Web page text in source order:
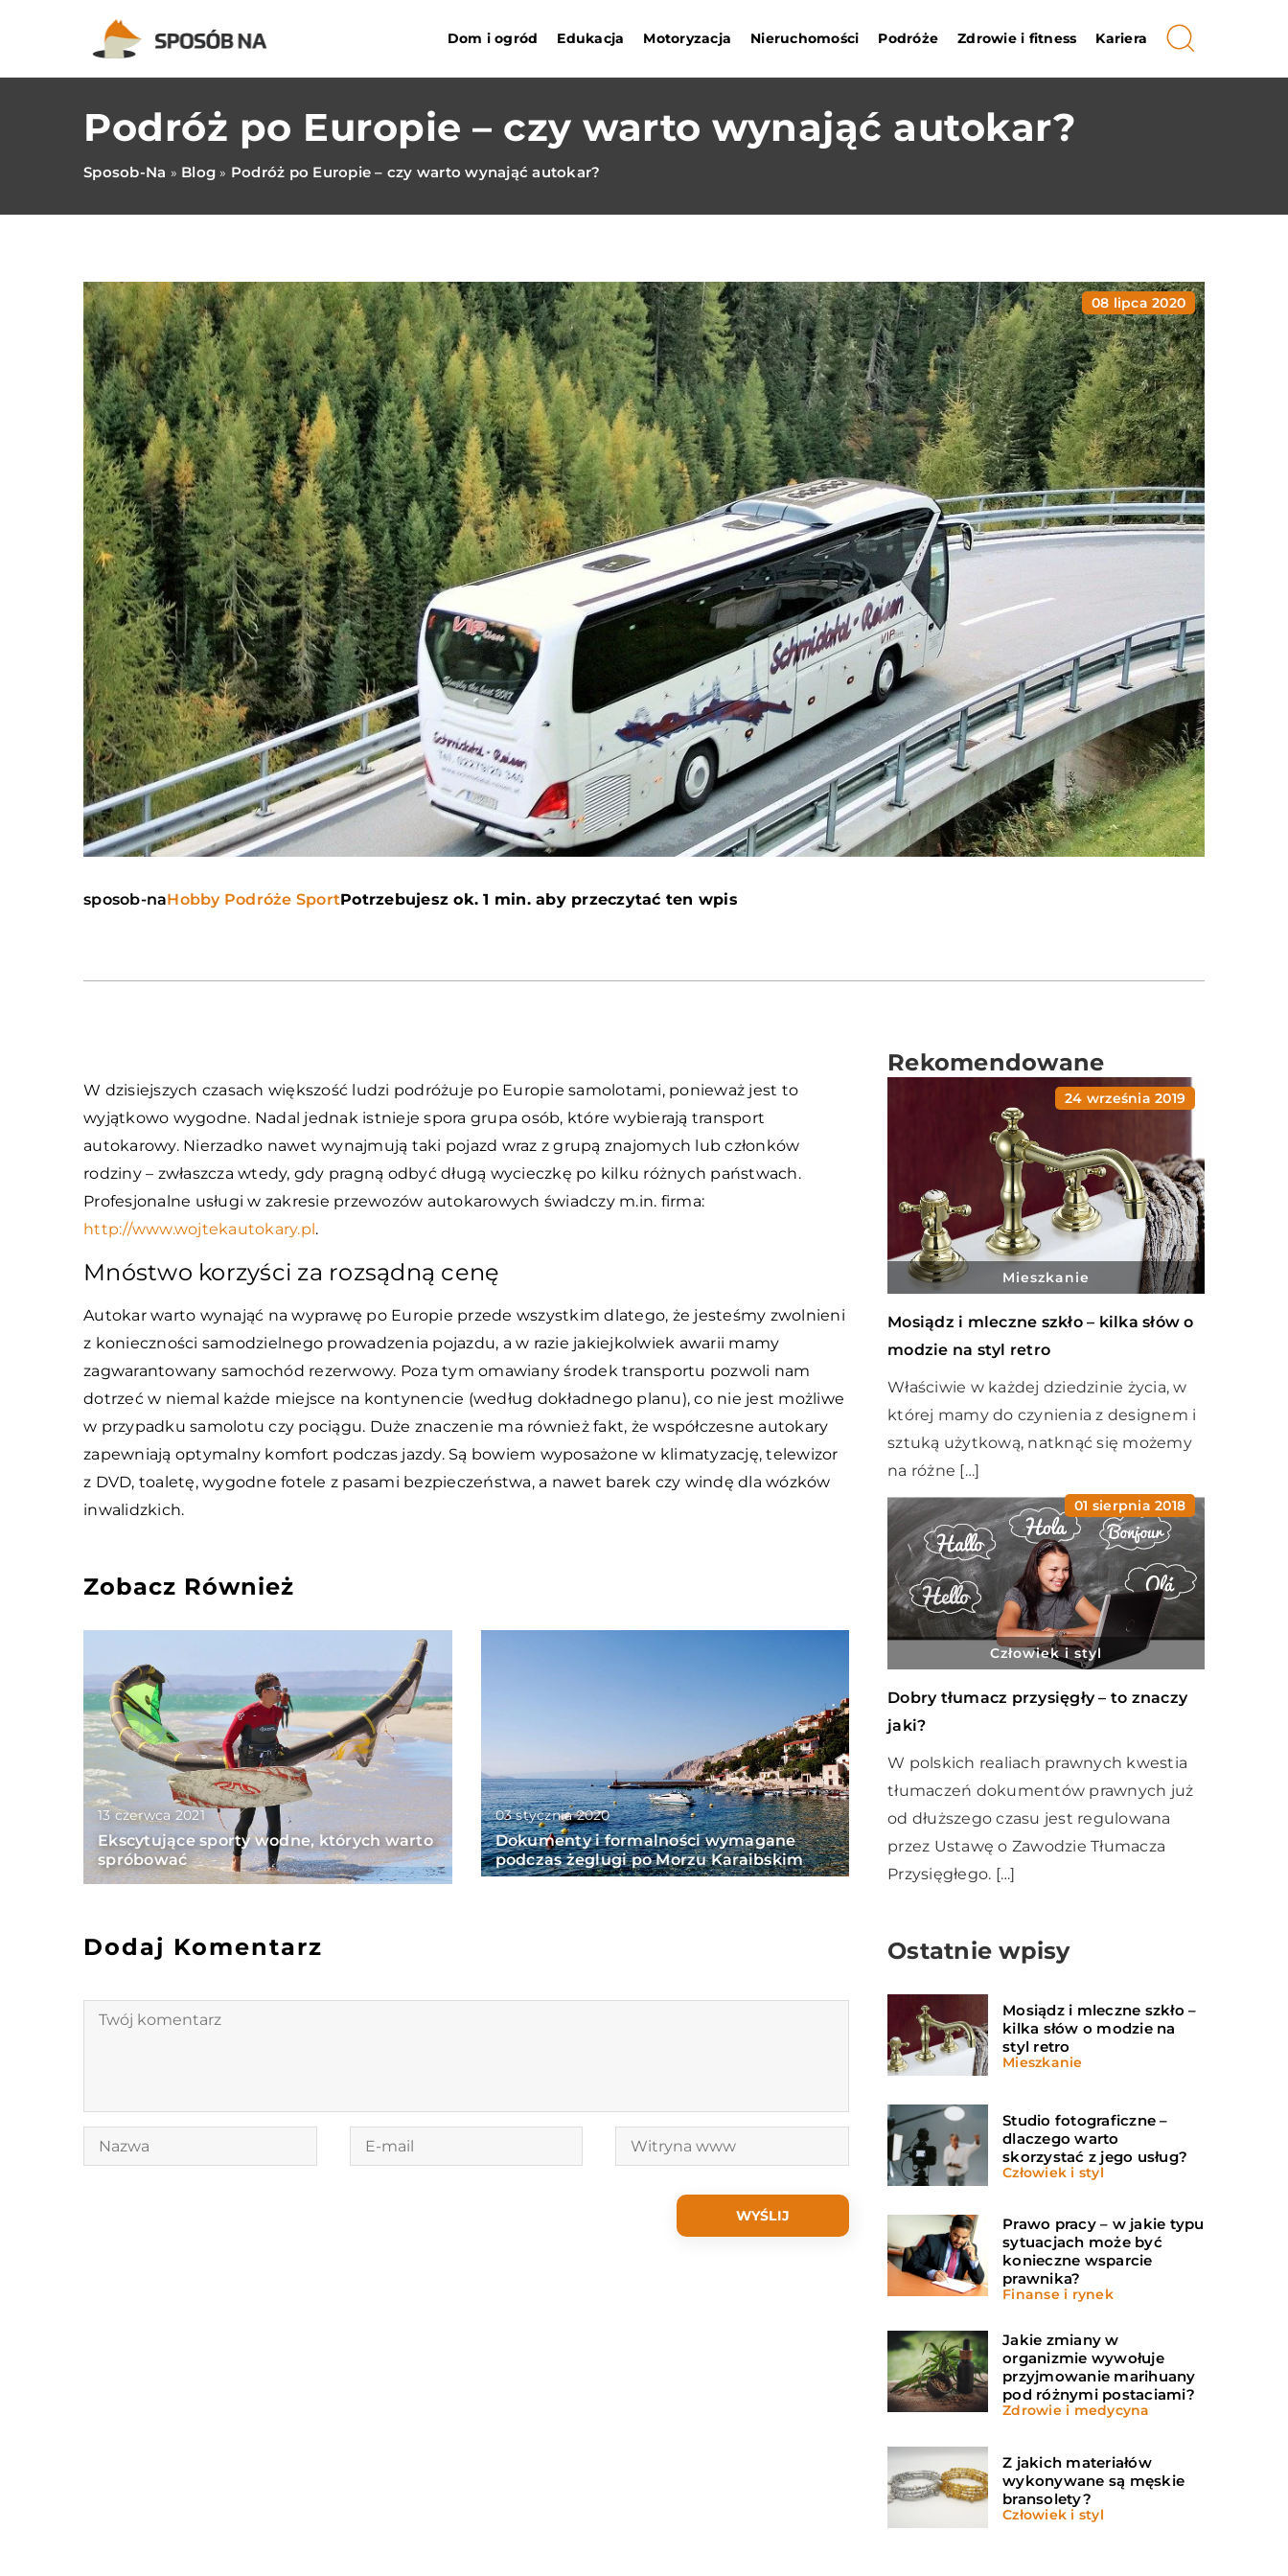
Dom i ogród Edukacja Motoryzacja Nieruchomości Podróże Zdrowie i fitness Kariera
Podróż po Europie – czy warto wynająć autokar?
Sposob-Na » Blog » Podróż po Europie – czy warto wynająć autokar?
08 lipca 2020
sposob-naHobby Podróże SportPotrzebujesz ok. 1 min. aby przeczytać ten wpis
W dzisiejszych czasach większość ludzi podróżuje po Europie samolotami, ponieważ jest to
wyjątkowo wygodne. Nadal jednak istnieje spora grupa osób, które wybierają transport
autokarowy. Nierzadko nawet wynajmują taki pojazd wraz z grupą znajomych lub członków
rodziny – zwłaszcza wtedy, gdy pragną odbyć długą wycieczkę po kilku różnych państwach.
Profesjonalne usługi w zakresie przewozów autokarowych świadczy m.in. firma:
http://www.wojtekautokary.pl.
Mnóstwo korzyści za rozsądną cenę
Autokar warto wynająć na wyprawę po Europie przede wszystkim dlatego, że jesteśmy zwolnieni
z konieczności samodzielnego prowadzenia pojazdu, a w razie jakiejkolwiek awarii mamy
zagwarantowany samochód rezerwowy. Poza tym omawiany środek transportu pozwoli nam
dotrzeć w niemal każde miejsce na kontynencie (według dokładnego planu), co nie jest możliwe
w przypadku samolotu czy pociągu. Duże znaczenie ma również fakt, że współczesne autokary
zapewniają optymalny komfort podczas jazdy. Są bowiem wyposażone w klimatyzację, telewizor
z DVD, toaletę, wygodne fotele z pasami bezpieczeństwa, a nawet barek czy windę dla wózków
inwalidzkich.
Zobacz Również
13 czerwca 2021
Ekscytujące sporty wodne, których warto
spróbować
03 stycznia 2020
Dokumenty i formalności wymagane
podczas żeglugi po Morzu Karaibskim
Dodaj Komentarz
Rekomendowane
24 września 2019
Mieszkanie
Mosiądz i mleczne szkło – kilka słów o
modzie na styl retro
Właściwie w każdej dziedzinie życia, w
której mamy do czynienia z designem i
sztuką użytkową, natknąć się możemy
na różne […]
01 sierpnia 2018
Człowiek i styl
Dobry tłumacz przysięgły – to znaczy
jaki?
W polskich realiach prawnych kwestia
tłumaczeń dokumentów prawnych już
od dłuższego czasu jest regulowana
przez Ustawę o Zawodzie Tłumacza
Przysięgłego. […]
Ostatnie wpisy
Mosiądz i mleczne szkło –
kilka słów o modzie na
styl retro
Mieszkanie
Studio fotograficzne –
dlaczego warto
skorzystać z jego usług?
Człowiek i styl
Prawo pracy – w jakie typu
sytuacjach może być
konieczne wsparcie
prawnika?
Finanse i rynek
Jakie zmiany w
organizmie wywołuje
przyjmowanie marihuany
pod różnymi postaciami?
Zdrowie i medycyna
Z jakich materiałów
wykonywane są męskie
bransolety?
Człowiek i styl